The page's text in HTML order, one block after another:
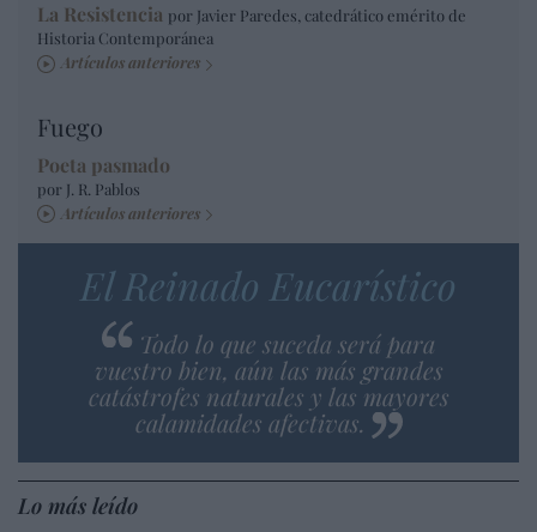
La Resistencia por Javier Paredes, catedrático emérito de
Historia Contemporánea
Artículos anteriores
Fuego
Poeta pasmado
por J. R. Pablos
Artículos anteriores
El Reinado Eucarístico
Todo lo que suceda será para
vuestro bien, aún las más grandes
catástrofes naturales y las mayores
calamidades afectivas.
Lo más leído